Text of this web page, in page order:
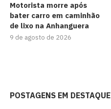
Motorista morre após
bater carro em caminhão
de lixo na Anhanguera
9 de agosto de 2026
POSTAGENS EM DESTAQUE